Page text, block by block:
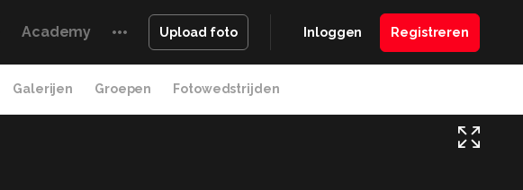
Academy Upload foto Inloggen Registreren
Galerijen Groepen Fotowedstrijden